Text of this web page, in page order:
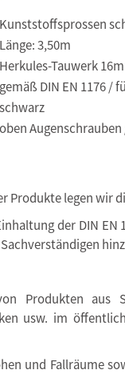
Kunststoffsprossen
Länge: 3,50m
Herkules-Tauwerk
gemäß DIN EN 1176 /
schwarz
oben
Produkte legen wir
der DIN
Produkten aus
usw. im
und Fallräume